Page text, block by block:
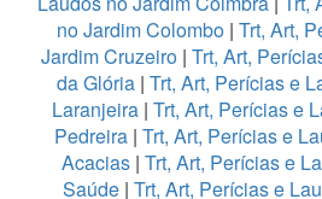
no Jardim Colombo| Trt, Art,
Jardim Cruzeiro| Trt, Art,
da Glória| Trt, Art, Perícias e
Laranjeira | Trt, Art, Perícias e
Pedreira| Trt, Art, Perícias e
Acacias| Trt, Art, Perícias e
Saúde| Trt, Art, Perícias e